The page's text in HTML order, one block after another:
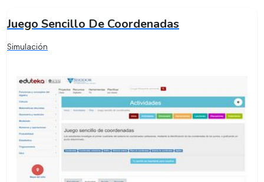
Juego Sencillo De Coordenadas
Simulación